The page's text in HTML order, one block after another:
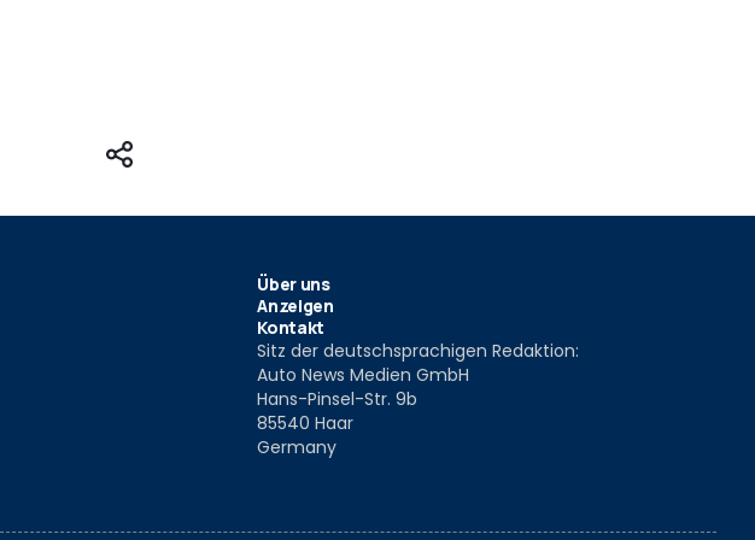
Über uns
Anzeigen
Kontakt
Sitz der deutschsprachigen Redaktion:
Auto News Medien GmbH
Hans-Pinsel-Str. 9b
85540 Haar
Germany